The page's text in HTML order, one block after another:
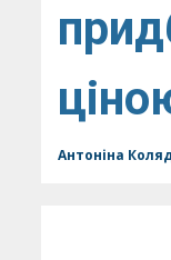
Антоніна